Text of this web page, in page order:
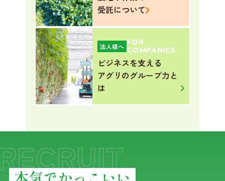
受託について
法人様へ FOR
COMPANIES
ビジネスを支える
アグリのグループ力と
は